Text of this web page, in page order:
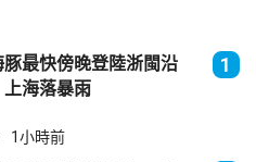
豚最快傍晚登陸浙閩沿
海落暴雨
1
1小時前